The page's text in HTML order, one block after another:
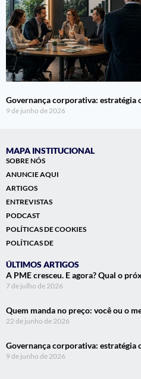
Governança corporativa: estratégia
9 de junho de 2026
MAPA INSTITUCIONAL
SOBRE NÓS
ANUNCIE AQUI
ARTIGOS
ENTREVISTAS
PODCAST
POLÍTICAS DE COOKIES
POLÍTICAS DE
ÚLTIMOS ARTIGOS
A PME cresceu. E agora? Qual o
7 de julho de 2026
Quem manda no preço: você ou o
22 de junho de 2026
Governança corporativa: estratégia
9 de junho de 2026